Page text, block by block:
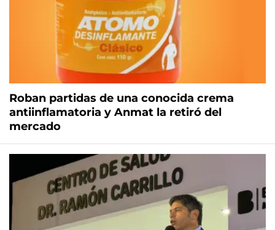
Roban partidas de una conocida crema
antiinflamatoria y Anmat la retiró del
mercado